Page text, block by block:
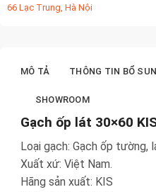
66 Lạc Trung, Hà Nội
MÔ TẢ THÔNG TIN BỔ
SHOWROOM
Gạch ốp lát 30×60
Loại gạch: Gạch ốp tường,
Xuất xứ: Việt Nam.
Hãng sản xuất: KIS